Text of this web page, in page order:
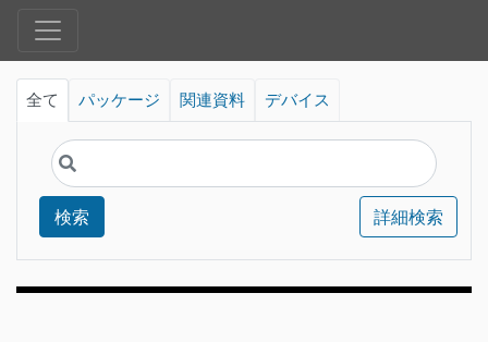
全て パッケージ 関連資料 デバイス
検索 詳細検索